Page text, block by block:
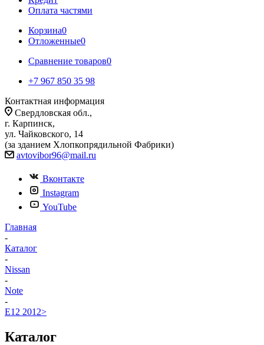
Оплата частями
Корзина0
Отложенные0
Сравнение товаров0
+7 967 850 35 98
Контактная информация
Свердловская обл.,
г. Карпинск,
ул. Чайковского, 14
(за зданием Хлопкопрядильной Фабрики)
avtovibor96@mail.ru
Вконтакте
Instagram
YouTube
Главная
-
Каталог
-
Nissan
-
Note
-
E12 2012>
Каталог